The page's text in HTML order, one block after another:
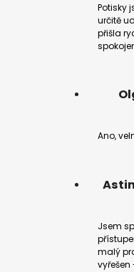
Potisky
určitě
přišla
Ano,
Jsem
malý
vyřešen